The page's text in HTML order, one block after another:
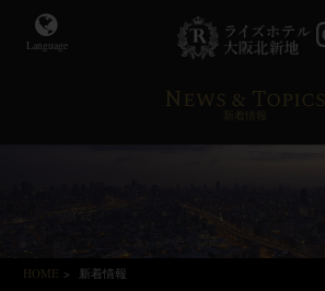
Language
News & Topics
HOME > 新着情報